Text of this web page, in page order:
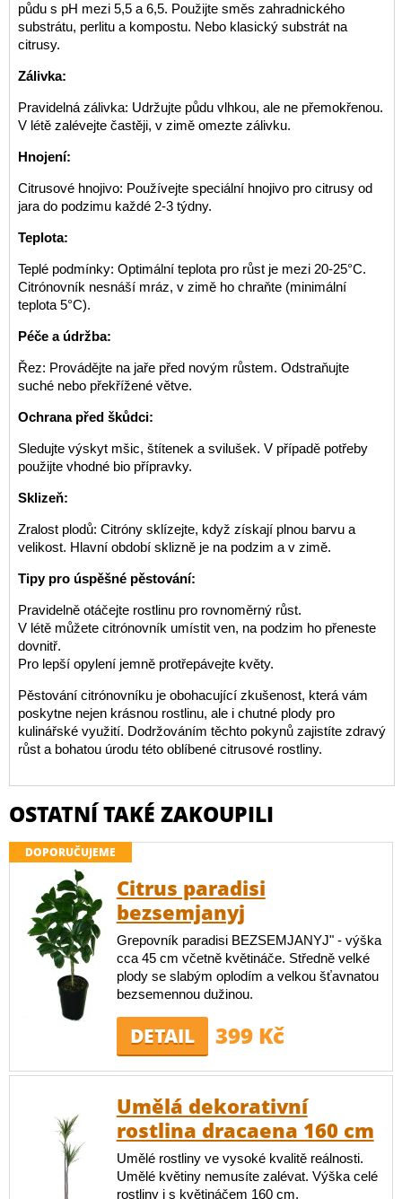
půdu s pH mezi 5,5 a 6,5. Použijte směs zahradnického
substrátu, perlitu a kompostu. Nebo klasický substrát na
citrusy.
Zálivka:
Pravidelná zálivka: Udržujte půdu vlhkou, ale ne přemokřenou.
V létě zalévejte častěji, v zimě omezte zálivku.
Hnojení:
Citrusové hnojivo: Používejte speciální hnojivo pro citrusy od
jara do podzimu každé 2-3 týdny.
Teplota:
Teplé podmínky: Optimální teplota pro růst je mezi 20-25°C.
Citrónovník nesnáší mráz, v zimě ho chraňte (minimální
teplota 5°C).
Péče a údržba:
Řez: Provádějte na jaře před novým růstem. Odstraňujte
suché nebo překřížené větve.
Ochrana před škůdci:
Sledujte výskyt mšic, štítenek a svilušek. V případě potřeby
použijte vhodné bio přípravky.
Sklizeň:
Zralost plodů: Citróny sklízejte, když získají plnou barvu a
velikost. Hlavní období sklizně je na podzim a v zimě.
Tipy pro úspěšné pěstování:
Pravidelně otáčejte rostlinu pro rovnoměrný růst.
V létě můžete citrónovník umístit ven, na podzim ho přeneste
dovnitř.
Pro lepší opylení jemně protřepávejte květy.
Pěstování citrónovníku je obohacující zkušenost, která vám
poskytne nejen krásnou rostlinu, ale i chutné plody pro
kulinářské využití. Dodržováním těchto pokynů zajistíte zdravý
růst a bohatou úrodu této oblíbené citrusové rostliny.
OSTATNÍ TAKÉ ZAKOUPILI
DOPORUČUJEME
Citrus paradisi
bezsemjanyj
Grepovník paradisi BEZSEMJANYJ" - výška
cca 45 cm včetně květináče. Středně velké
plody se slabým oplodím a velkou šťavnatou
bezsemennou dužinou.
DETAIL 399 Kč
Umělá dekorativní
rostlina dracaena 160 cm
Umělé rostliny ve vysoké kvalitě reálnosti.
Umělé květiny nemusíte zalévat. Výška celé
rostliny i s květináčem 160 cm.